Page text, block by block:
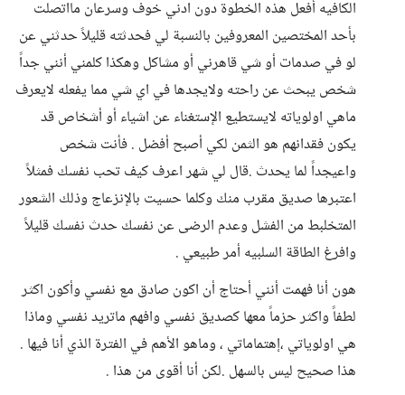
الكافيه أفعل هذه الخطوة دون ادني خوف وسرعان مااتصلت
بأحد المختصين المعروفين بالنسبة لي فحدثته قليلاً حدثني عن
لو في صدمات أو شي قاهرني أو مشاكل وهكذا كلمني أنني جداً
شخص يبحث عن راحته ولايجدها في اي شي مما يفعله لايعرف
ماهي اولوياته لايستطيع الإستغناء عن اشياء أو أشخاص قد
يكون فقدانهم هو الثمن لكي أصبح أفضل . فأنت شخص
واعيجداً لما يحدث .قال لي شهر اعرف كيف تحب نفسك فمثلاً
اعتبرها صديق مقرب منك وكلما حسيت بالإنزعاج وذلك الشعور
المتخلبط من الفشل وعدم الرضى عن نفسك حدث نفسك قليلاً
وافرغ الطاقة السلبيه أمر طبيعي .
هون أنا فهمت أنني أحتاج أن اكون صادق مع نفسي وأكون اكثر
لطفاً واكثر حزماً معها كصديق نفسي وافهم ماتريد نفسي وماذا
هي اولوياتي ،إهتماماتي ، وماهو الأهم في الفترة الذي أنا فيها .
هذا صحيح ليس بالسهل .لكن أنا أقوى من هذا .